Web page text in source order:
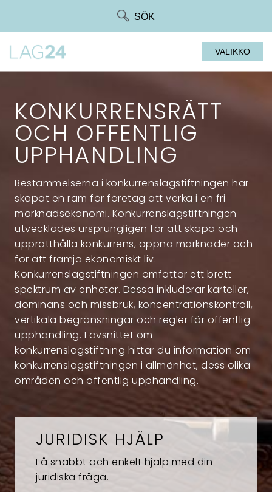
SÖK
VALIKKO
KONKURRENSRÄTT
OCH OFFENTLIG
UPPHANDLING
Bestämmelserna i konkurrenslagstiftningen har
skapat en ram för företag att verka i en fri
marknadsekonomi. Konkurrenslagstiftningen
utvecklades ursprungligen för att skapa och
upprätthålla konkurrens, öppna marknader och
för att främja ekonomiskt liv.
Konkurrenslagstiftningen omfattar ett brett
spektrum av enheter. Dessa inkluderar karteller,
dominans och missbruk, koncentrationskontroll,
vertikala begränsningar och regler för offentlig
upphandling. I avsnittet om
konkurrenslagstiftning hittar du information om
konkurrenslagstiftningen i allmänhet, dess olika
områden och offentlig upphandling.
JURIDISK HJÄLP
Få snabbt och enkelt hjälp med din
juridiska fråga.